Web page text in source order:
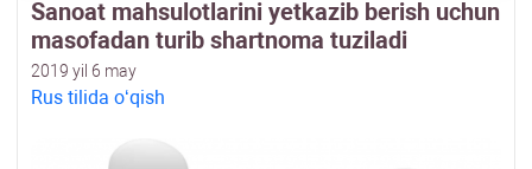
Sanoat mahsulotlarini yetkazib berish uchun
masofadan turib shartnoma tuziladi
2019 yil 6 may
Rus tilida oʻqish